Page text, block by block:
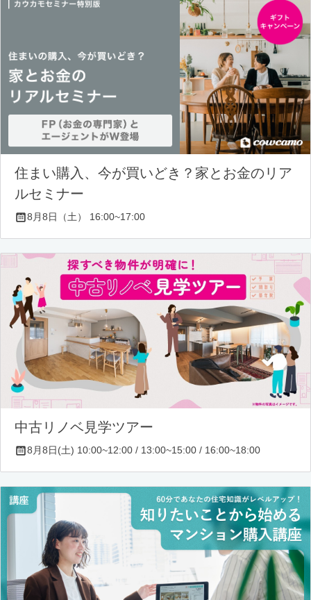
住まい購入、今が買いどき？家とお金のリア
ルセミナー
8月8日（土） 16:00~17:00
中古リノベ見学ツアー
8月8日(土) 10:00~12:00 / 13:00~15:00 / 16:00~18:00